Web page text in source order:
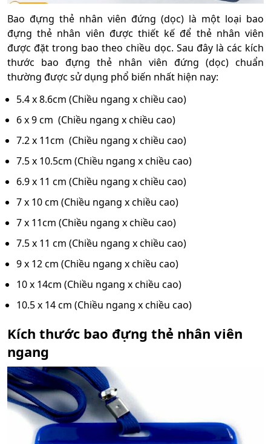
Bao đựng thẻ nhân viên đứng (dọc) là một loại bao
đựng thẻ nhân viên được thiết kế để thẻ nhân viên
được đặt trong bao theo chiều dọc. Sau đây là các kích
thước bao đựng thẻ nhân viên đứng (dọc) chuẩn
thường được sử dụng phổ biến nhất hiện nay:
5.4 x 8.6cm (Chiều ngang x chiều cao)
6 x 9 cm (Chiều ngang x chiều cao)
7.2 x 11cm (Chiều ngang x chiều cao)
7.5 x 10.5cm (Chiều ngang x chiều cao)
6.9 x 11 cm (Chiều ngang x chiều cao)
7 x 10 cm (Chiều ngang x chiều cao)
7 x 11cm (Chiều ngang x chiều cao)
7.5 x 11 cm (Chiều ngang x chiều cao)
9 x 12 cm (Chiều ngang x chiều cao)
10 x 14cm (Chiều ngang x chiều cao)
10.5 x 14 cm (Chiều ngang x chiều cao)
Kích thước bao đựng thẻ nhân viên
ngang